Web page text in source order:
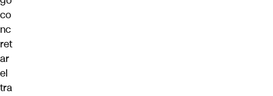
co
nc
ret
ar
el
tra